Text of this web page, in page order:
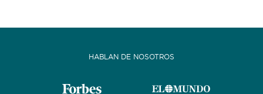
HABLAN DE NOSOTROS